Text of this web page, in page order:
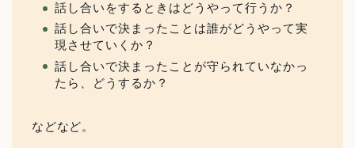
話し合いをするときはどうやって行うか？
話し合いで決まったことは誰がどうやって実
現させていくか？
話し合いで決まったことが守られていなかっ
たら、どうするか？
などなど。